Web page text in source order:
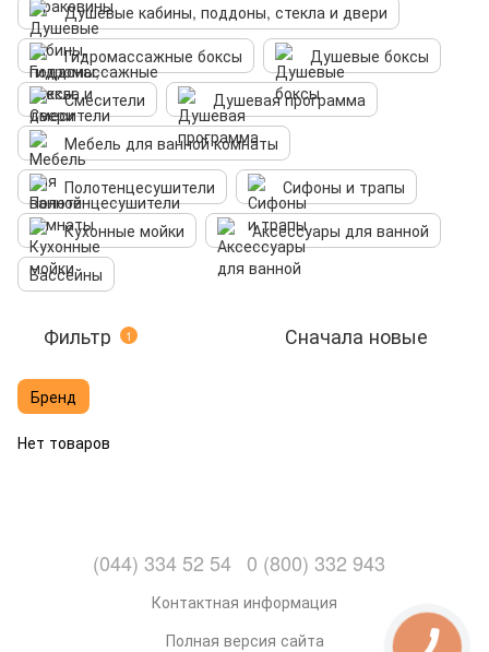
Душевые кабины, поддоны, стекла и двери
Гидромассажные боксы
Душевые боксы
Смесители
Душевая программа
Мебель для ванной комнаты
Полотенцесушители
Сифоны и трапы
Кухонные мойки
Аксессуары для ванной
Бассейны
Фильтр 1 Сначала новые
Бренд
Нет товаров
(044) 334 52 54 0 (800) 332 943
Контактная информация
Полная версия сайта